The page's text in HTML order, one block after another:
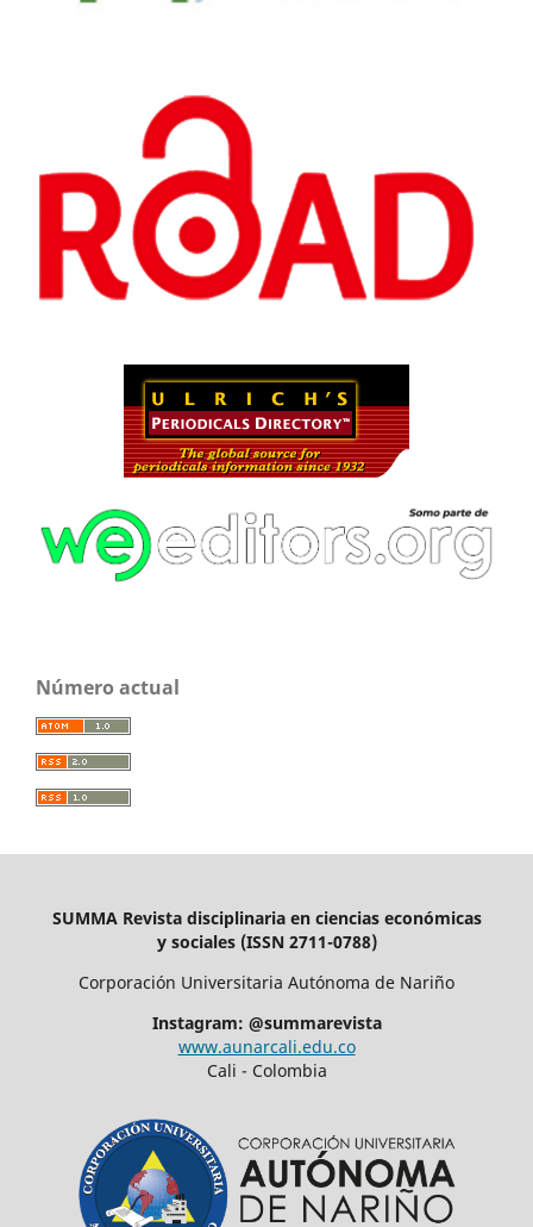
Número actual
SUMMA Revista disciplinaria en ciencias económicas
y sociales (ISSN 2711-0788)
Corporación Universitaria Autónoma de Nariño
Instagram: @summarevista
www.aunarcali.edu.co
Cali - Colombia